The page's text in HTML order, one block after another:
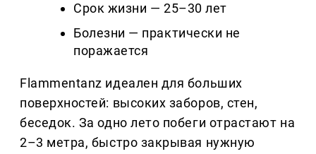
Срок жизни — 25–30 лет
Болезни — практически не
поражается
Flammentanz идеален для больших
поверхностей: высоких заборов, стен,
беседок. За одно лето побеги отрастают на
2–3 метра, быстро закрывая нужную